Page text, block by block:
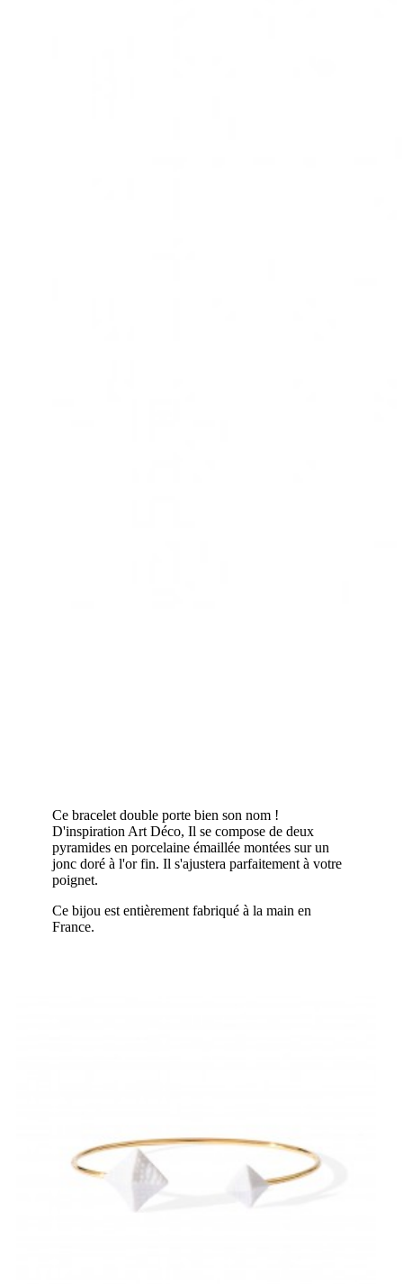
Ce bracelet double porte bien son nom !
D'inspiration Art Déco, Il se compose de deux
pyramides en porcelaine émaillée montées sur un
jonc doré à l'or fin. Il s'ajustera parfaitement à votre
poignet.
Ce bijou est entièrement fabriqué à la main en
France.